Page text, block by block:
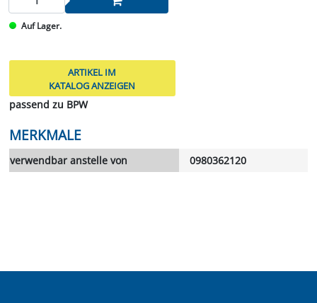
Auf Lager.
ARTIKEL IM
KATALOG ANZEIGEN
passend zu BPW
MERKMALE
verwendbar anstelle von 0980362120